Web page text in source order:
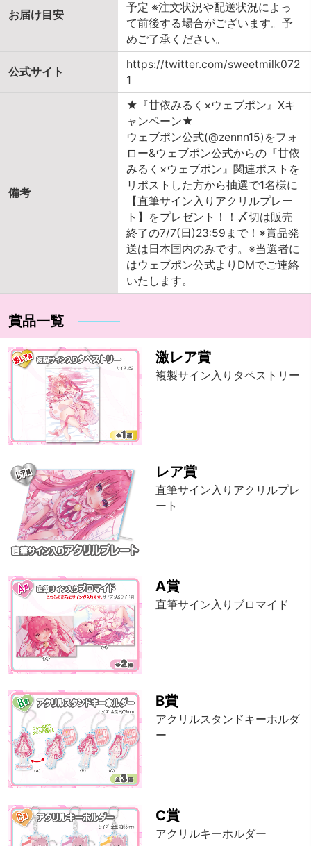
お届け目安
予定 ※注文状況や配送状況によっ
て前後する場合がございます。予
めご了承ください。
公式サイト
https://twitter.com/sweetmilk072
1
備考
★『甘依みるく×ウェブポン』Xキ
ャンペーン★
ウェブポン公式(@zennn15)をフォ
ロー&ウェブポン公式からの『甘依
みるく×ウェブポン』関連ポストを
リポストした方から抽選で1名様に
【直筆サイン入りアクリルプレー
ト】をプレゼント！！〆切は販売
終了の7/7(日)23:59まで！※賞品発
送は日本国内のみです。※当選者に
はウェブポン公式よりDMでご連絡
いたします。
賞品一覧
激レア賞
複製サイン入りタペストリー
レア賞
直筆サイン入りアクリルプレ
ート
A賞
直筆サイン入りブロマイド
B賞
アクリルスタンドキーホルダ
ー
C賞
アクリルキーホルダー